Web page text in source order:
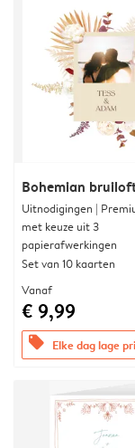
Bohemian
Uitnodigingen |
met keuze uit 3
papierafwerkingen
Set van 10 kaarten
Vanaf
€ 9,99
offers Elke dag lage